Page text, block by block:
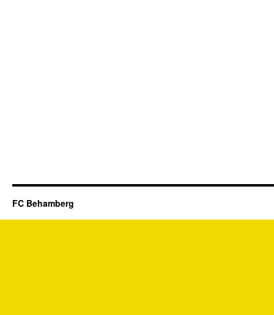
FC Behamberg